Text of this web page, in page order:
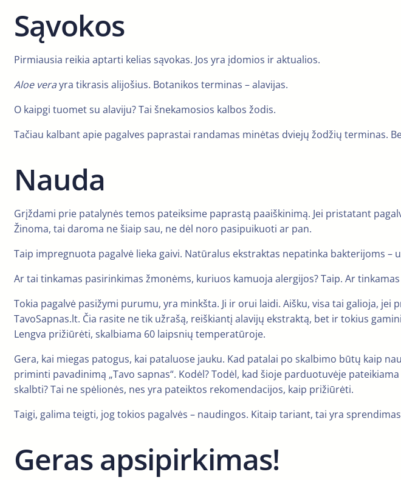
Sąvokos
Pirmiausia reikia aptarti kelias sąvokas. Jos yra įdomios ir aktualios.
Aloe verayra tikrasis alijošius. Botanikos terminas – alavijas.
O kaipgi tuomet su alaviju? Tai šnekamosios kalbos žodis.
Tačiau kalbant apie pagalves paprastai randamas minėtas dviejų žodžių terminas.
Nauda
Grįždami prie patalynės temos pateiksime paprastą paaiškinimą. Jei pristatant
Žinoma, tai daroma ne šiaip sau, ne dėl noro pasipuikuoti ar pan.
Taip impregnuota pagalvė lieka gaivi. Natūralus ekstraktas nepatinka bakterijoms –
Ar tai tinkamas pasirinkimas žmonėms, kuriuos kamuoja alergijos? Taip. Ar
Tokia pagalvė pasižymi purumu, yra minkšta. Ji ir orui laidi. Aišku, visa tai galioja,
TavoSapnas.lt. Čia rasite ne tik užrašą, reiškiantį alavijų ekstraktą, bet ir tokius
Lengva prižiūrėti, skalbiama 60 laipsnių temperatūroje.
Gera, kai miegas patogus, kai pataluose jauku. Kad patalai po skalbimo būtų kaip
priminti pavadinimą „Tavo sapnas“. Kodėl? Todėl, kad šioje parduotuvėje
skalbti? Tai ne spėlionės, nes yra pateiktos rekomendacijos, kaip prižiūrėti.
Taigi, galima teigti, jog tokios pagalvės – naudingos. Kitaip tariant, tai yra
Geras apsipirkimas!